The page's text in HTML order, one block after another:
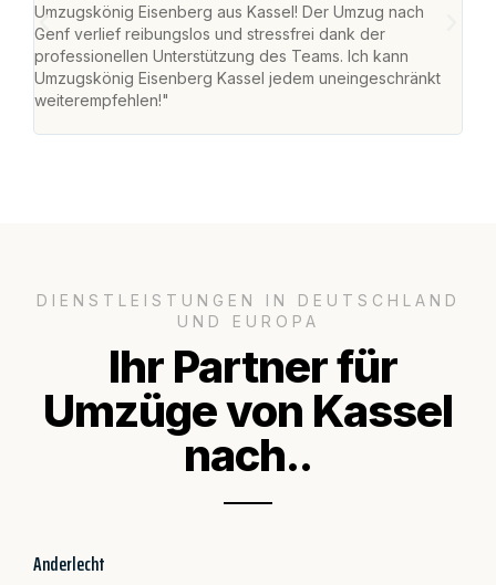
Umzugskönig Eisenberg aus Kassel! Der Umzug nach
Genf verlief reibungslos und stressfrei dank der
professionellen Unterstützung des Teams. Ich kann
Umzugskönig Eisenberg Kassel jedem uneingeschränkt
weiterempfehlen!"
DIENSTLEISTUNGEN IN DEUTSCHLAND
UND EUROPA
Ihr Partner für
Umzüge von Kassel
nach..
Anderlecht